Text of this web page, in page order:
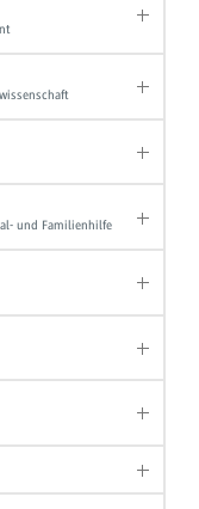
und Familienhilfe